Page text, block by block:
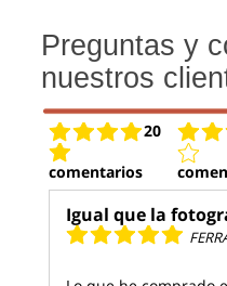
Preguntas y
nuestros
20
comentarios
Igual que la